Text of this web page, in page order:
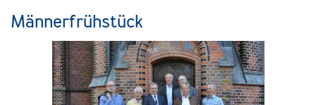
Männerfrühstück